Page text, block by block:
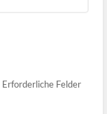
Erforderliche Felder